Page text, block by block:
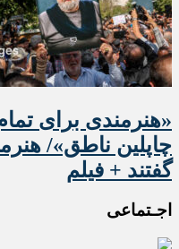
«هنرمندی برای
چاپلین ناطق»/
گفتند + فیلم
اجـتماعی